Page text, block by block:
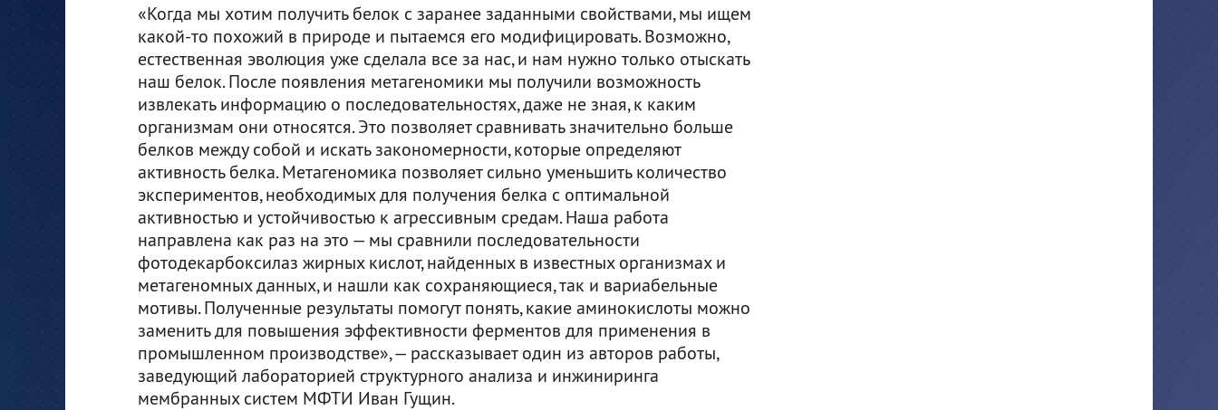
«Когда мы хотим получить белок с заранее заданными свойствами, мы ищем
какой-то похожий в природе и пытаемся его модифицировать. Возможно,
естественная эволюция уже сделала все за нас, и нам нужно только отыскать
наш белок. После появления метагеномики мы получили возможность
извлекать информацию о последовательностях, даже не зная, к каким
организмам они относятся. Это позволяет сравнивать значительно больше
белков между собой и искать закономерности, которые определяют
активность белка. Метагеномика позволяет сильно уменьшить количество
экспериментов, необходимых для получения белка с оптимальной
активностью и устойчивостью к агрессивным средам. Наша работа
направлена как раз на это — мы сравнили последовательности
фотодекарбоксилаз жирных кислот, найденных в известных организмах и
метагеномных данных, и нашли как сохраняющиеся, так и вариабельные
мотивы. Полученные результаты помогут понять, какие аминокислоты можно
заменить для повышения эффективности ферментов для применения в
промышленном производстве», — рассказывает один из авторов работы,
заведующий лабораторией структурного анализа и инжиниринга
мембранных систем МФТИ Иван Гущин.